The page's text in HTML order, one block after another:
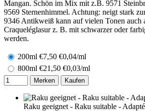
Mangan. Schön im Mix mit z.B. 9571
9569 Sternenhimmel. Achtung: neigt stark
9346 Antikweiß kann auf vielen Tonen auch
Craqueléglasur z. B. mit schwarzer oder
werden.
200ml €7,50 €0,04/ml
800ml €21,50 €0,03/ml
Merken Kaufen
Raku geeignet - Raku suitable -